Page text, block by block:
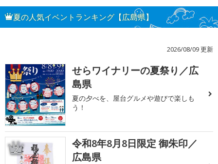
夏の人気イベントランキング【広島県】
2026/08/09 更新
1
せらワイナリーの夏祭り／広
島県
夏の夕べを、屋台グルメや遊びで楽しも
う！
2
令和8年8月8日限定 御朱印／
広島県